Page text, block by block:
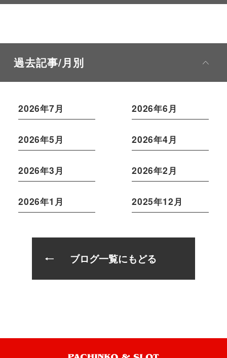
過去記事/月別
2026年7月 2026年6月
2026年5月 2026年4月
2026年3月 2026年2月
2026年1月 2025年12月
ブログ一覧にもどる